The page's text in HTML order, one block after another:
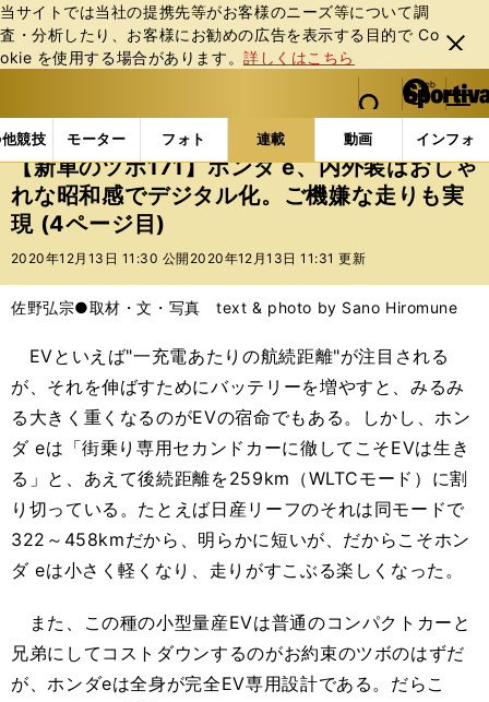
当サイトでは当社の提携先等がお客様のニーズ等について調
査・分析したり、お客様にお勧めの広告を表⽰する⽬的で Co
okie を使⽤する場合があります。詳しくはこちら
閉じ
る
web Sportiva (webスポルティーバ)
検索
マイペ
ー
ジ
メニュ
競技 モーター フォト 連載 動画 インフォ
b
ス
ポ
ル
テ
ー
バ
連載コラム 新車のツボ 【新車のツボ171】ホンダ
【新車のツボ171】ホンダ e、内外装はおしゃ
れな昭和感でデジタル化。ご機嫌な走りも実
現 (4ページ目)
2020年12月13日 11:30 公開 2020年12月13日 11:31 更新
佐野弘宗●取材・文・写真 text & photo by Sano Hiromune
EVといえば"一充電あたりの航続距離"が注目される
が、それを伸ばすためにバッテリーを増やすと、みるみ
る大きく重くなるのがEVの宿命でもある。しかし、ホン
ダ eは「街乗り専用セカンドカーに徹してこそEVは生き
る」と、あえて後続距離を259km（WLTCモード）に割
り切っている。たとえば日産リーフのそれは同モードで
322～458kmだから、明らかに短いが、だからこそホン
ダ eは小さく軽くなり、走りがすこぶる楽しくなった。
また、この種の小型量産EVは普通のコンパクトカーと
兄弟にしてコストダウンするのがお約束のツボのはずだ
が、ホンダeは全身が完全EV専用設計である。だらこ